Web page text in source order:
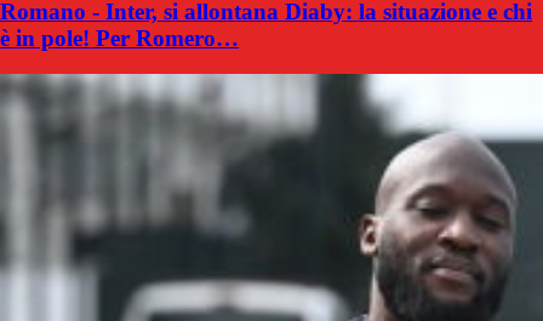
Romano - Inter, si allontana Diaby: la situazione e chi
è in pole! Per Romero…